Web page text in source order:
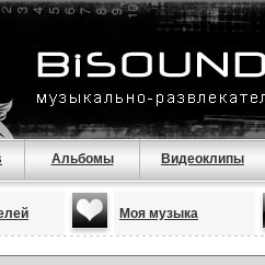
Альбомы Видеоклипы
Моя музыка